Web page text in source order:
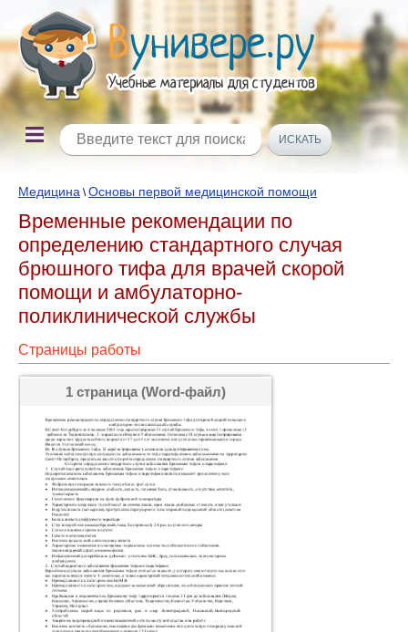
Медицина \Основы первой медицинской помощи
Временные рекомендации по
определению стандартного случая
брюшного тифа для врачей скорой
помощи и амбулаторно-
поликлинической службы
Страницы работы
1 страница (Word-файл)